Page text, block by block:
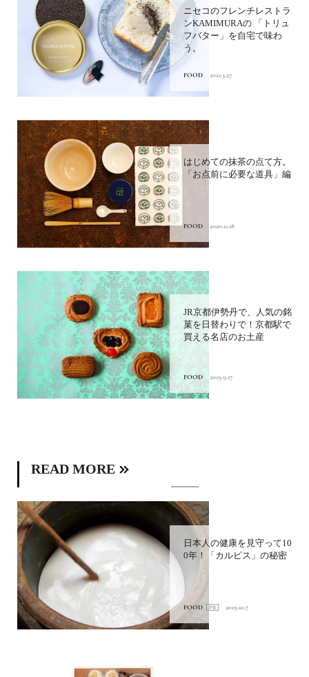
ニセコのフレンチレストラ
ンKAMIMURAの 「トリュ
フバター」を自宅で味わ
う。
FOOD 2021.3.27
はじめての抹茶の点て方。
「お点前に必要な道具」編
FOOD 2020.11.18
JR京都伊勢丹で、人気の銘
菓を日替わりで！京都駅で
買える名店のお土産
FOOD 2019.9.17
READ MORE
日本人の健康を見守って10
0年！「カルピス」の秘密
FOOD 2019.10.7